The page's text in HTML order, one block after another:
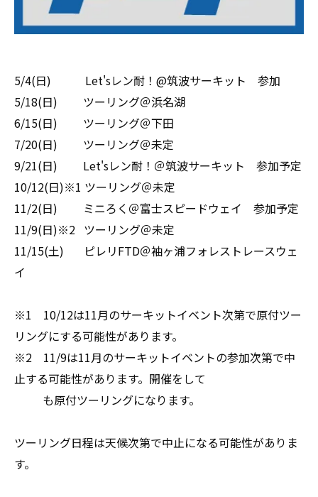
5/4(日) Let'sレン耐！@筑波サーキット 参加
5/18(日) ツーリング＠浜名湖
6/15(日) ツーリング＠下田
7/20(日) ツーリング＠未定
9/21(日) Let'sレン耐！＠筑波サーキット 参加予定
10/12(日)※1 ツーリング＠未定
11/2(日) ミニろく＠富士スピードウェイ 参加予定
11/9(日)※2 ツーリング＠未定
11/15(土) ピレリFTD＠袖ヶ浦フォレストレースウェ
イ
※1 10/12は11月のサーキットイベント次第で原付ツー
リングにする可能性があります。
※2 11/9は11月のサーキットイベントの参加次第で中
止する可能性があります。開催をして
も原付ツーリングになります。
ツーリング日程は天候次第で中止になる可能性がありま
す。